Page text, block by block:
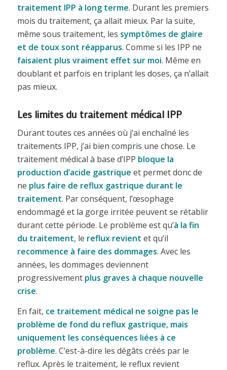
traitement IPP à long terme. Durant les premiers
mois du traitement, ça allait mieux. Par la suite,
même sous traitement, les symptômes de glaire
et de toux sont réapparus. Comme si les IPP ne
faisaient plus vraiment effet sur moi. Même en
doublant et parfois en triplant les doses, ça n’allait
pas mieux.
Les limites du traitement médical IPP
Durant toutes ces années où j’ai enchaîné les
traitements IPP, j’ai bien compris une chose. Le
traitement médical à base d’IPP bloque la
production d’acide gastrique et permet donc de
ne plus faire de reflux gastrique durant le
traitement. Par conséquent, l’œsophage
endommagé et la gorge irritée peuvent se rétablir
durant cette période. Le problème est qu’à la fin
du traitement, le reflux revient et qu’il
recommence à faire des dommages. Avec les
années, les dommages deviennent
progressivement plus graves à chaque nouvelle
crise.
En fait, ce traitement médical ne soigne pas le
problème de fond du reflux gastrique, mais
uniquement les conséquences liées à ce
problème. C’est-à-dire les dégâts créés par le
reflux. Après le traitement, le reflux revient